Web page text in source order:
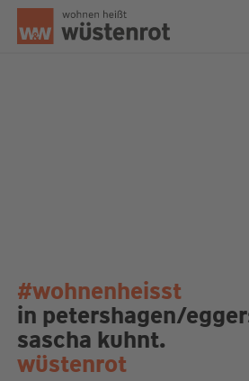
#wohnenheisst
in petershagen/
sascha kuhnt.
wüstenrot